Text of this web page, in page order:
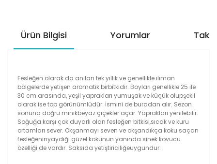
Ürün Bilgisi Yorumlar
Fesleğen olarak da anılan tek yıllık ve genellikle ılıman
bölgelerde yetişen aromatik birbitkidir. Boyları genellikle 25 ile
30 cm arasında, yeşil yaprakları yumuşak ve küçük olupşekil
olarak ise top görünümlüdür. İsmini de buradan alır. Sezon
sonuna doğru minikbeyaz çiçekler açar. Yaprakları yenilebilir.
Soğuğa karşı çok duyarlı olan fesleğen bitkisi,sıcak ve kuru
ortamları sever. Okşanmayı seven ve okşandıkça koku saçan
fesleğeninyaydığı güzel kokunun yanında sinek kovucu
özelliği de vardır. Saksıda yetiştiriciliğeuygundur.